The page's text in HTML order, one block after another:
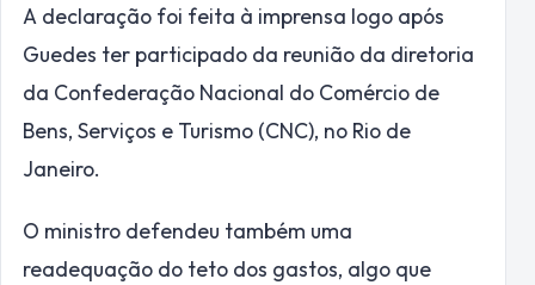
A declaração foi feita à imprensa logo após
Guedes ter participado da reunião da diretoria
da Confederação Nacional do Comércio de
Bens, Serviços e Turismo (CNC), no Rio de
Janeiro.
O ministro defendeu também uma
readequação do teto dos gastos, algo que